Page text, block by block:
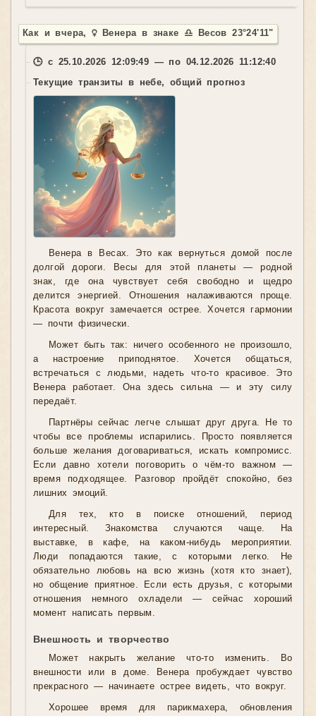
Как и вчера, ♀ Венера в знаке ♎ Весов 23°24'11"
🕒 с 25.10.2026 12:09:49 — по 04.12.2026 11:12:40
Текущие транзиты в небе, общий прогноз
Венера в Весах. Это как вернуться домой после
долгой дороги. Весы для этой планеты — родной
знак, где она чувствует себя свободно и щедро
делится энергией. Отношения налаживаются проще.
Красота вокруг замечается острее. Хочется гармонии
— почти физически.
Может быть так: ничего особенного не произошло,
а настроение приподнятое. Хочется общаться,
встречаться с людьми, надеть что-то красивое. Это
Венера работает. Она здесь сильна — и эту силу
передаёт.
Партнёры сейчас легче слышат друг друга. Не то
чтобы все проблемы испарились. Просто появляется
больше желания договариваться, искать компромисс.
Если давно хотели поговорить о чём-то важном —
время подходящее. Разговор пройдёт спокойно, без
лишних эмоций.
Для тех, кто в поиске отношений, период
интересный. Знакомства случаются чаще. На
выставке, в кафе, на каком-нибудь мероприятии.
Люди попадаются такие, с которыми легко. Не
обязательно любовь на всю жизнь (хотя кто знает),
но общение приятное. Если есть друзья, с которыми
отношения немного охладели — сейчас хороший
момент написать первым.
Внешность и творчество
Может накрыть желание что-то изменить. Во
внешности или в доме. Венера пробуждает чувство
прекрасного — начинаете острее видеть, что вокруг.
Хорошее время для парикмахера, обновления